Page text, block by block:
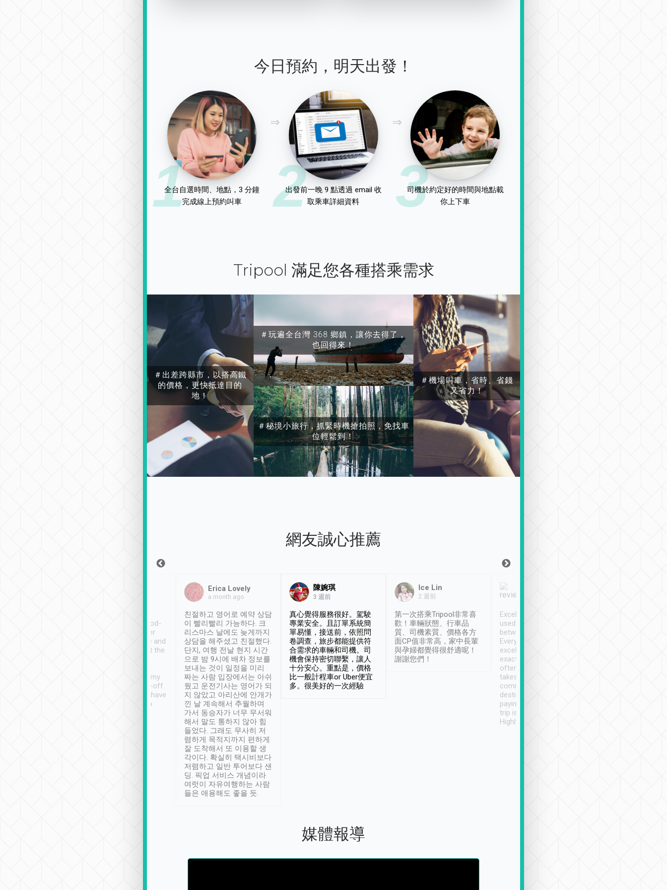
今日預約，明天出發！
1
全台自選時間、地點，3 分鐘
完成線上預約叫車
2
出發前一晚 9 點透過 email 收
取乘車詳細資料
3
司機於約定好的時間與地點載
你上下車
Tripool 滿足您各種搭乘需求
＃出差跨縣市，以搭高鐵
的價格，更快抵達目的
地！
＃玩遍全台灣 368 鄉鎮，讓你去得了，
也回得來！
＃秘境小旅行，抓緊時機搶拍照，免找車
位輕鬆到！
＃機場叫車，省時、省錢
又省力！
網友誠心推薦
service, vehicles in good-
condition and the driver
service was awesome and
thoughtful. Driver went the
have safely arrived at my
destination after drop-off.
Definitely something I have
not seen elsewhere 👍
Erica Lovely
a month ago
친절하고 영어로 예약 상담
이 빨리빨리 가능하다. 크
리스마스 날에도 늦게까지
상담을 해주셨고 친절했다.
단지, 여행 전날 현지 시간
으로 밤 9시에 배차 정보를
보내는 것이 일정을 미리
짜는 사람 입장에서는 아쉬
웠고 운전기사는 영어가 되
지 않았고 아리산에 안개가
낀 날 계속해서 추월하며
가서 동승자가 너무 무서워
해서 말도 통하지 않아 힘
들었다. 그래도 무사히 저
렴하게 목적지까지 편하게
잘 도착해서 또 이용할 생
각이다. 확실히 택시비보다
저렴하고 일반 투어보다 샌
딩. 픽업 서비스 개념이라
여럿이 자유여행하는 사람
들은 애용해도 좋을 듯.
陳婉琪
3 週前
真心覺得服務很好。駕駛
專業安全。且訂單系統簡
單易懂，接送前，依照問
卷調查，旅步都能提供符
合需求的車輛和司機。司
機會保持密切聯繫，讓人
十分安心。重點是，價格
比一般計程車or Uber便宜
多。很美好的一次經驗
Ice Lin
2 週前
第一次搭乘Tripool非常喜
歡！車輛狀態、行車品
質、司機素質、價格各方
面CP值非常高，家中長輩
與孕婦都覺得很舒適呢！
謝謝您們！
Excellent service. We have
used Tripool to travel
between cities in Taiwan.
Every driver has been
excellent and arrives
exactly on time. As there is
often limited English it
takes the difficulty out of
communicating the
destination details and
paying online prior to the
trip is very convenient.
Highly recommended
媒體報導